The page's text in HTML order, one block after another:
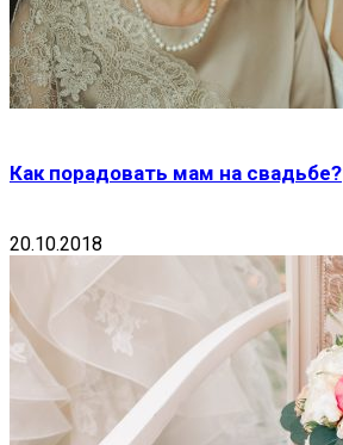
Как порадовать мам на свадьбе?
20.10.2018